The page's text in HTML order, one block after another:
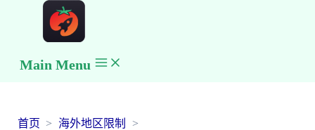
Main Menu
首页
海外地区限制